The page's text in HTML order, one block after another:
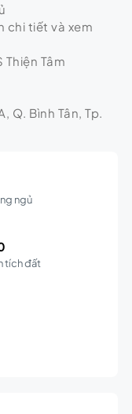
chi tiết và xem
Tâm
Q. Bình Tân, Tp.
ngủ
tích đất